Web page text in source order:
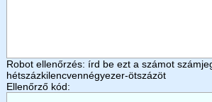
Robot ellenőrzés: írd be ezt a számot
hétszázkilencvennégyezer-ötszázöt
Ellenőrző kód: